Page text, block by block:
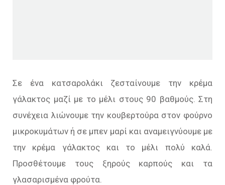
Σε ένα κατσαρολάκι ζεσταίνουμε την κρέμα
γάλακτος μαζί με το μέλι στους 90 βαθμούς. Στη
συνέχεια λιώνουμε την κουβερτούρα στον φούρνο
μικροκυμάτων ή σε μπεν μαρί και αναμειγνύουμε με
την κρέμα γάλακτος και το μέλι πολύ καλά.
Προσθέτουμε τους ξηρούς καρπούς και τα
γλασαρισμένα φρούτα.